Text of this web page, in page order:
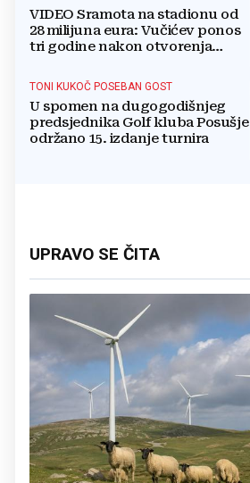
VIDEO Sramota na stadionu od
28 milijuna eura: Vučićev ponos
tri godine nakon otvorenja
TONI KUKOČ POSEBAN GOST
U spomen na dugogodišnjeg
predsjednika Golf kluba Posušje
održano 15. izdanje turnira
UPRAVO SE ČITA